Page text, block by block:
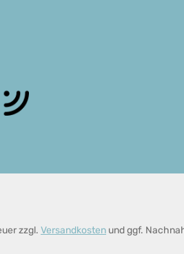
zzgl. Versandkosten und ggf.